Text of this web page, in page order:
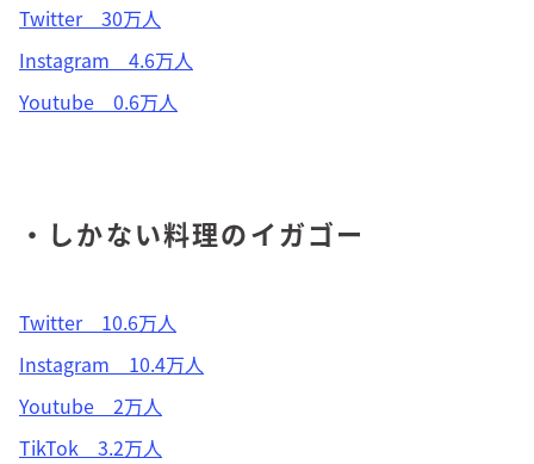
Twitter 30万人
Instagram 4.6万人
Youtube 0.6万人
・しかない料理のイガゴー
Twitter 10.6万人
Instagram 10.4万人
Youtube 2万人
TikTok 3.2万人